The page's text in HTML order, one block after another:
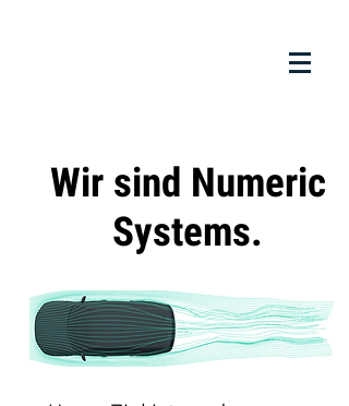
Wir sind Numeric
Systems.